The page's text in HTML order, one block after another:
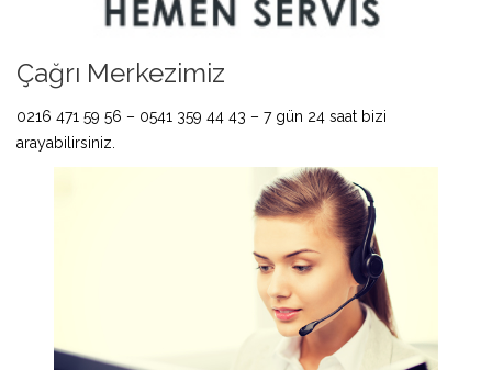
Çağrı Merkezimiz
0216 471 59 56 – 0541 359 44 43 – 7 gün 24 saat bizi
arayabilirsiniz.